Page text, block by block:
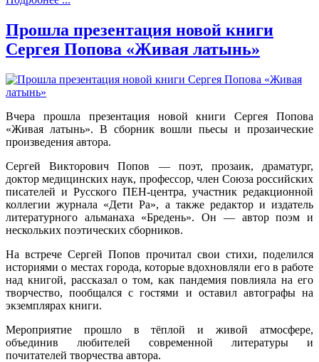
Прошла презентация новой книги
Сергея Попова «Живая латынь»
Вчера прошла презентация новой книги Сергея Попова
«Живая латынь». В сборник вошли пьесы и прозаические
произведения автора.
Сергей Викторович Попов — поэт, прозаик, драматург,
доктор медицинских наук, профессор, член Союза российских
писателей и Русского ПЕН-центра, участник редакционной
коллегии журнала «Дети Ра», а также редактор и издатель
литературного альманаха «Бредень». Он — автор поэм и
нескольких поэтических сборников.
На встрече Сергей Попов прочитал свои стихи, поделился
историями о местах города, которые вдохновляли его в работе
над книгой, рассказал о том, как пандемия повлияла на его
творчество, пообщался с гостями и оставил автографы на
экземплярах книги.
Мероприятие прошло в тёплой и живой атмосфере,
объединив любителей современной литературы и
почитателей творчества автора.